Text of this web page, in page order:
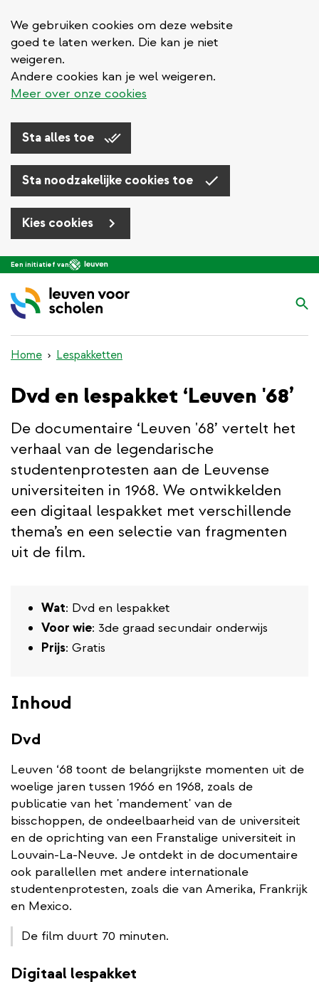
We gebruiken cookies om deze website
goed te laten werken. Die kan je niet
weigeren.
Andere cookies kan je wel weigeren.
Meer over onze cookies
Sta alles toe
Sta noodzakelijke cookies toe
Kies cookies
Overslaan
naar
de
inhoud
gaan
Een initiatief van
Home Lespakketten
Dvd en lespakket ‘Leuven '68’
De documentaire ‘Leuven '68’ vertelt het
verhaal van de legendarische
studentenprotesten aan de Leuvense
universiteiten in 1968. We ontwikkelden
een digitaal lespakket met verschillende
thema’s en een selectie van fragmenten
uit de film.
Wat: Dvd en lespakket
Voor wie: 3de graad secundair onderwijs
Prijs: Gratis
Inhoud
Dvd
Leuven ‘68 toont de belangrijkste momenten uit de
woelige jaren tussen 1966 en 1968, zoals de
publicatie van het 'mandement' van de
bisschoppen, de ondeelbaarheid van de universiteit
en de oprichting van een Franstalige universiteit in
Louvain-La-Neuve. Je ontdekt in de documentaire
ook parallellen met andere internationale
studentenprotesten, zoals die van Amerika, Frankrijk
en Mexico.
De film duurt 70 minuten.
Digitaal lespakket